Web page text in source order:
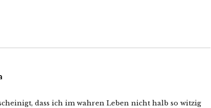
dass ich im wahren Leben nicht halb so witzig